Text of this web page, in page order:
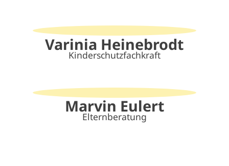
Varinia Heinebrodt
Kinderschutzfachkraft
Marvin Eulert
Elternberatung